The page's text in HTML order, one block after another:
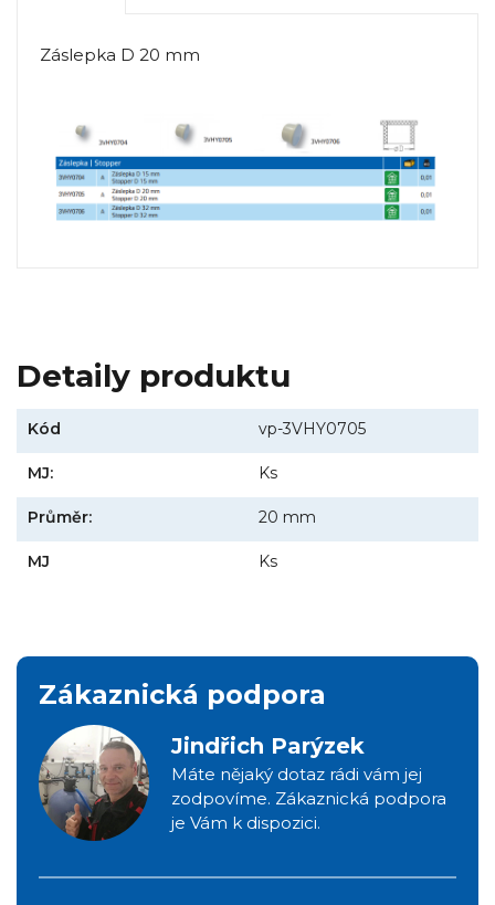
Záslepka D 20 mm
Detaily produktu
Kód vp-3VHY0705
MJ: Ks
Průměr: 20 mm
MJ Ks
Zákaznická podpora
Jindřich Parýzek
Máte nějaký dotaz rádi vám jej
zodpovíme. Zákaznická podpora
je Vám k dispozici.